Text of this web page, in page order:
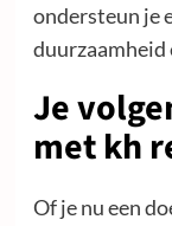
ondersteun je
duurzaamheid
Je
met kh
Of je nu een